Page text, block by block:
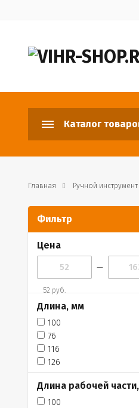
Каталог
Главная Ручной инструмент
Фильтр
Цена
—
52 руб.
Длина, мм
100
76
116
126
Длина рабочей
100